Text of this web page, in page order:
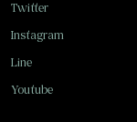
Twitter
Instagram
Line
Youtube